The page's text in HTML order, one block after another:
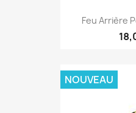
Feu Arrière
NOUVEAU